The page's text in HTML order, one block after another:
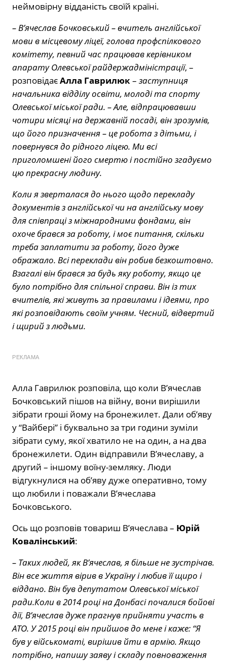
неймовірну відданість своїй країні.
– В’ячеслав Бочковський – вчитель англійської
мови в місцевому ліцеї, голова профспілкового
комітету, певний час працював керівником
апарату Олевської райдержадміністрації, –
розповідаєАлла Гаврилюк– заступниця
начальника відділу освіти, молоді та спорту
Олевської міської ради. – Але, відпрацювавши
чотири місяці на державній посаді, він зрозумів,
що його призначення – це робота з дітьми, і
повернувся до рідного ліцею. Ми всі
приголомшені його смертю і постійно згадуємо
цю прекрасну людину.
Коли я зверталася до нього щодо перекладу
документів з англійської чи на англійську мову
для співпраці з міжнародними фондами, він
охоче брався за роботу, і моє питання, скільки
треба заплатити за роботу, його дуже
ображало. Всі переклади він робив безкоштовно.
Взагалі він брався за будь яку роботу, якщо це
було потрібно для спільної справи. Він із тих
вчителів, які живуть за правилами і ідеями, про
які розповідають своїм учням. Чесний, відвертий
і щирий з людьми.
РЕКЛАМА
Алла Гаврилюк розповіла, що коли В’ячеслав
Бочковський пішов на війну, вони вирішили
зібрати гроші йому на бронежилет. Дали об’яву
у “Вайбері” і буквально за три години зуміли
зібрати суму, якої хватило не на один, а на два
бронежилети. Один відправили В’ячеславу, а
другий – іншому воїну-земляку. Люди
відгукнулися на об’яву дуже оперативно, тому
що любили і поважали В’ячеслава
Бочковського.
Ось що розповів товариш В’ячеслава – Юрій
Ковалінський:
– Таких людей, як В’ячеслав, я більше не зустрічав.
Він все життя вірив в Україну і любив її щиро і
віддано. Він був депутатом Олевської міської
ради.Коли в 2014 році на Донбасі почалися бойові
дії, В’ячеслав дуже прагнув прийняти участь в
АТО. У 2015 році він прийшов до мене і каже: “Я
був у військоматі, вирішив йти в армію. Якщо
потрібно, напишу заяву і складу повноваження